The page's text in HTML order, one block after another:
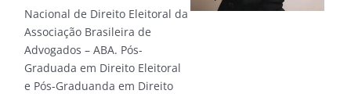
Nacional de Direito Eleitoral da
Associação Brasileira de
Advogados – ABA. Pós-
Graduada em Direito Eleitoral
e Pós-Graduanda em Direito